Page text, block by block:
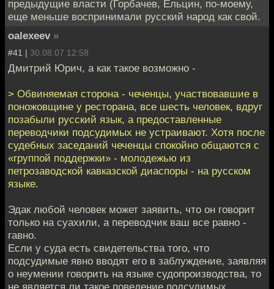
предыдущие власти (Горбачев, Ельцин, по-моему,
еще меньше воспринимали русский народ как свой.
oalexeev »
#41 | 30.08.07 12:58
Дмитрий Юрич, а как такое возможно -
> Обвиняемая сторона - чеченцы, участвовавшие в
поножовщине у ресторана, все шесть человек, вдруг
позабыли русский язык, а предоставленные
переводчики подсудимых не устраивают. Хотя после
судебных заседаний чеченцы спокойно общаются с
«группой поддержки» - молодежью из
петрозаводской кавказской диаспоры - на русском
языке.
Эдак любой человек может заявить, что он говорит
только на суахили, а переводчик ваш все равно -
гавно.
Если у суда есть свидетельства того, что
подсудимые явно вводят его в заблуждение, заявляя
о неумении говорить на языке судопроизводства, то
не является ли такое поведение подсудимых